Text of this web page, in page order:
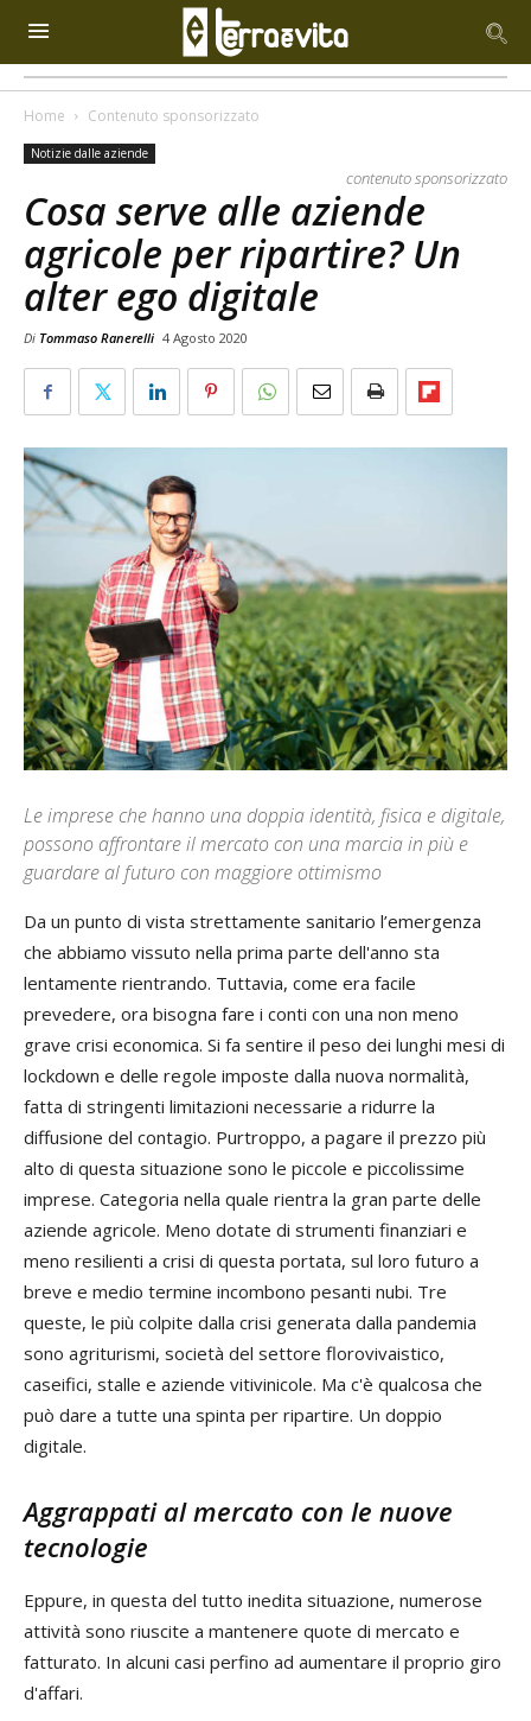
Home Contenuto sponsorizzato
Notizie dalle aziende
contenuto sponsorizzato
Cosa serve alle aziende
agricole per ripartire? Un
alter ego digitale
Di Tommaso Ranerelli 4 Agosto 2020
Le imprese che hanno una doppia identità, fisica e digitale,
possono affrontare il mercato con una marcia in più e
guardare al futuro con maggiore ottimismo
Da un punto di vista strettamente sanitario l’emergenza
che abbiamo vissuto nella prima parte dell'anno sta
lentamente rientrando. Tuttavia, come era facile
prevedere, ora bisogna fare i conti con una non meno
grave crisi economica. Si fa sentire il peso dei lunghi mesi di
lockdown e delle regole imposte dalla nuova normalità,
fatta di stringenti limitazioni necessarie a ridurre la
diffusione del contagio. Purtroppo, a pagare il prezzo più
alto di questa situazione sono le piccole e piccolissime
imprese. Categoria nella quale rientra la gran parte delle
aziende agricole. Meno dotate di strumenti finanziari e
meno resilienti a crisi di questa portata, sul loro futuro a
breve e medio termine incombono pesanti nubi. Tre
queste, le più colpite dalla crisi generata dalla pandemia
sono agriturismi, società del settore florovivaistico,
caseifici, stalle e aziende vitivinicole. Ma c'è qualcosa che
può dare a tutte una spinta per ripartire. Un doppio
digitale.
Aggrappati al mercato con le nuove
tecnologie
Eppure, in questa del tutto inedita situazione, numerose
attività sono riuscite a mantenere quote di mercato e
fatturato. In alcuni casi perfino ad aumentare il proprio giro
d'affari.